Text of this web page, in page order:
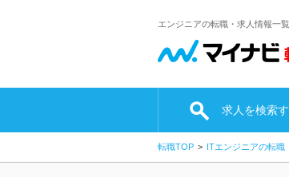
エンジニアの転職・求人情報一覧
求人を検索
転職TOP ITエンジニアの転職